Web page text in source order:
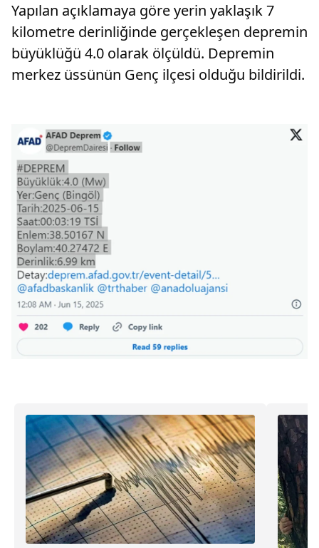
Yapılan açıklamaya göre yerin yaklaşık 7
kilometre derinliğinde gerçekleşen depremin
büyüklüğü 4.0 olarak ölçüldü. Depremin
merkez üssünün Genç ilçesi olduğu bildirildi.